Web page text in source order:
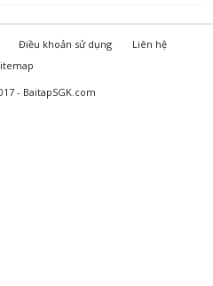
Điều khoản sử dụng
Liên hệ
- BaitapSGK.com